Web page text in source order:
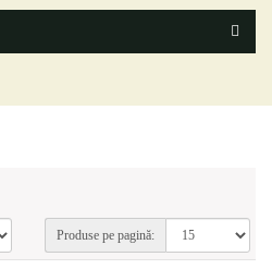
Produse pe pagină: